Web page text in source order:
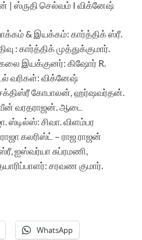
| ஸ்ருதி செல்வம் I விக்னேஷ்
& இயக்கம்: கார்த்திக்ஸ்ரீ.
: கார்த்திக்முத்துக்குமார்.
இயக்குனர்: கிஷோர் R.
வரிகள்: விக்னேஷ்
கோபாலன்,ஹர்ஷவர்தன்.
வரதராஜன்.ஆடை
.ஸ்டில்ஸ்: சிவா.விளம்பர
ராஜாகலரிஸ்ட் – ராஜராஜன்
,ஐஸ்வர்யாசுப்ரமணி,
: சரவண குமார்.
WhatsApp